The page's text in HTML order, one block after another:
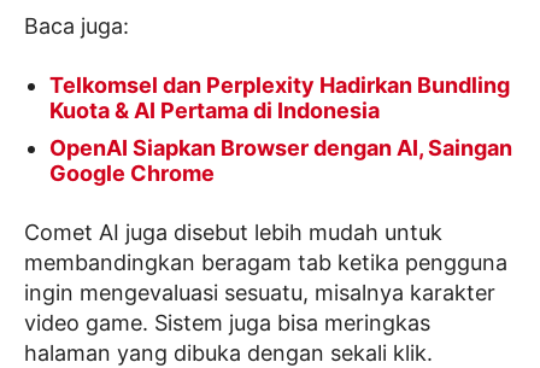
Baca juga:
Telkomsel dan Perplexity Hadirkan Bundling
Kuota & AI Pertama di Indonesia
OpenAI Siapkan Browser dengan AI, Saingan
Google Chrome
Comet AI juga disebut lebih mudah untuk
membandingkan beragam tab ketika pengguna
ingin mengevaluasi sesuatu, misalnya karakter
video game. Sistem juga bisa meringkas
halaman yang dibuka dengan sekali klik.